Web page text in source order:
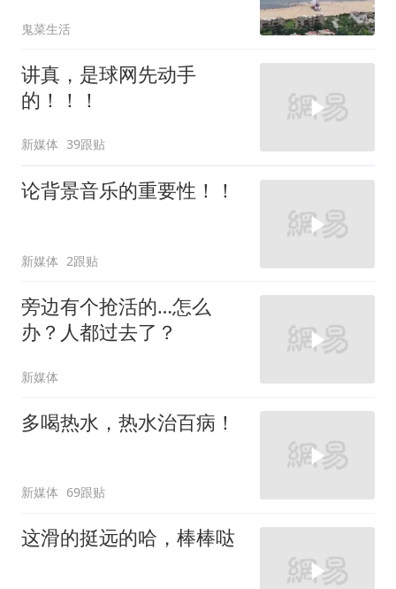
鬼菜生活
讲真，是球网先动手
的！！！
新媒体 39跟贴
论背景音乐的重要性！！
新媒体 2跟贴
旁边有个抢活的…怎么
办？人都过去了？
新媒体
多喝热水，热水治百病！
新媒体 69跟贴
这滑的挺远的哈，棒棒哒